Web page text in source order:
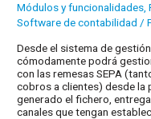
Módulos y funcionalidades,
Software de contabilidad /
Desde el sistema de
cómodamente podrá
con las remesas SEPA
cobros a clientes) desde la
generado el fichero,
canales que tengan